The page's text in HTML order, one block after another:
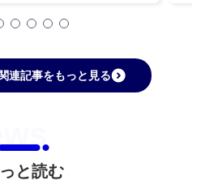
連記事をもっと見る
と読む